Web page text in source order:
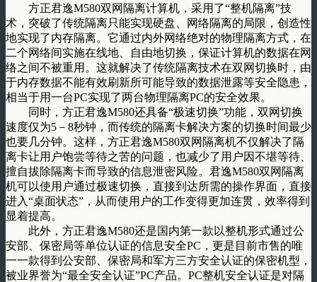
方正君逸M580双网隔离计算机，采用了“整机隔离”技
术，突破了传统隔离只能实现硬盘、网络隔离的局限，创造性
地实现了内存隔离。它通过内外网络绝对的物理隔离方式，在
二个网络间实施在线地、自由地切换，保证计算机的数据在网
络之间不被重用。这就解决了传统隔离技术在双网切换时，由
于内存数据不能有效刷新所可能导致的数据泄露等安全隐患，
相当于用一台PC实现了两台物理隔离PC的安全效果。
同时，方正君逸M580还具备“极速切换”功能，双网切换
速度仅为5－8秒钟，而传统的隔离卡解决方案的切换时间最少
也要几分钟。这样，方正君逸M580双网隔离机不仅解决了隔
离卡让用户饱尝等待之苦的问题，也减少了用户因不堪等待、
擅自拔除隔离卡而导致的信息泄密风险。君逸M580双网隔离
机可以使用户通过极速切换，直接到达所需的操作界面，直接
进入“桌面状态”，从而使用户的工作变得更加连贯，效率得到
显着提高。
此外，方正君逸M580还是国内第一款以整机形式通过公
安部、保密局等单位认证的信息安全PC，更是目前市售的唯
一一款得到公安部、保密局和军方三方安全认证的保密机型，
被业界誉为“最全安全认证”PC产品。PC整机安全认证是对隔